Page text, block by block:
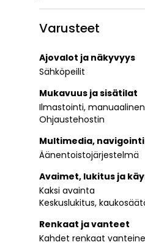
Varusteet
Ajovalot ja näkyvyys
Sähköpeilit
Mukavuus ja sisätilat
Ilmastointi, manuaalinen
Ohjaustehostin
Multimedia,
Äänentoistojärjestelmä
Avaimet, lukitus ja
Kaksi avainta
Keskuslukitus,
Renkaat ja vanteet
Kahdet renkaat